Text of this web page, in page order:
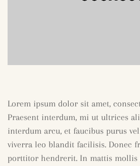
Lorem ipsum dolor sit amet,
Praesent interdum, mi ut ultrices
interdum arcu, et faucibus purus
viverra leo blandit facilisis. Donec
porttitor hendrerit. In mattis mollis